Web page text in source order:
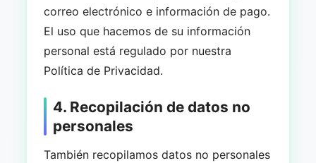
correo electrónico e información de pago.
El uso que hacemos de su información
personal está regulado por nuestra
Política de Privacidad.
4. Recopilación de datos no
personales
También recopilamos datos no personales